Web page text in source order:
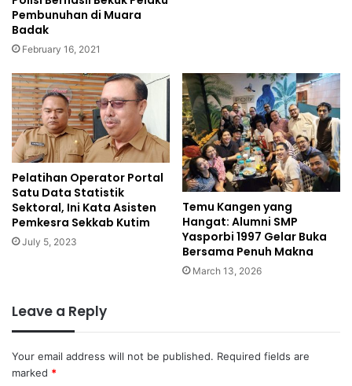
Pembunuhan di Muara
Badak
February 16, 2021
Pelatihan Operator Portal
Satu Data Statistik
Sektoral, Ini Kata Asisten
Pemkesra Sekkab Kutim
July 5, 2023
Temu Kangen yang
Hangat: Alumni SMP
Yasporbi 1997 Gelar Buka
Bersama Penuh Makna
March 13, 2026
Leave a Reply
Your email address will not be published. Required fields are
marked *